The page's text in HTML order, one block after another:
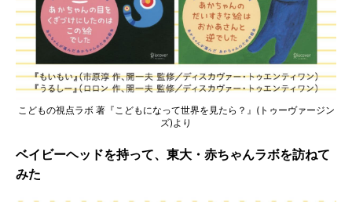
こどもの視点ラボ 著『こどもになって世界を見たら？』(トゥーヴァージン
ズ)より
ベイビーヘッドを持って、東大・赤ちゃんラボを訪ねて
みた